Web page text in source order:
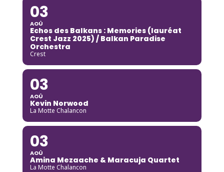
03
AOÛ
Echos des Balkans : Memories (lauréat
Crest Jazz 2025) / Balkan Paradise
Orchestra
Crest
03
AOÛ
Kevin Norwood
La Motte Chalancon
03
AOÛ
Amina Mezaache & Maracuja Quartet
La Motte Chalancon